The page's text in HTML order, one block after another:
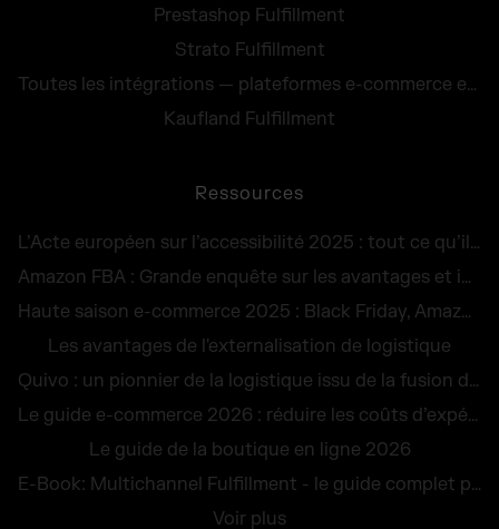
Prestashop Fulfillment
Strato Fulfillment
Toutes les intégrations — plateformes e-commerce et services de transport
Kaufland Fulfillment
Ressources
L’Acte européen sur l’accessibilité 2025 : tout ce qu’il faut savoir
Amazon FBA : Grande enquête sur les avantages et inconvénients
Haute saison e-commerce 2025 : Black Friday, Amazon et toutes les dates clés du commerce en ligne
Les avantages de l'externalisation de logistique
Quivo : un pionnier de la logistique issu de la fusion de 3 entités
Le guide e-commerce 2026 : réduire les coûts d’expédition et maîtriser les retours
Le guide de la boutique en ligne 2026
E-Book: Multichannel Fulfillment - le guide complet pour une logistique multicanale performante
Voir plus